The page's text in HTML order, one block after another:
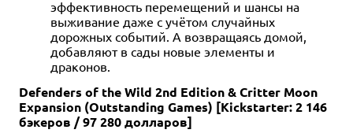
эффективность перемещений и шансы на
выживание даже с учётом случайных
дорожных событий. А возвращаясь домой,
добавляют в сады новые элементы и
драконов.
Defenders of the Wild 2nd Edition & Critter Moon
Expansion (Outstanding Games) [Kickstarter: 2 146
бэкеров / 97 280 долларов]